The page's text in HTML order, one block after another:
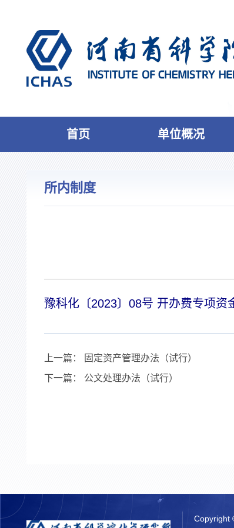
首页 单位概况
所内制度
豫科化〔2023〕08号 开办费专项资
上一篇：
固定资产管理办法（试行）
下一篇：
公文处理办法（试行）
Copyright